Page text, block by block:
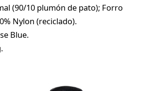
(90/10 plumón de pato); Forro
Nylon (reciclado).
Blue.